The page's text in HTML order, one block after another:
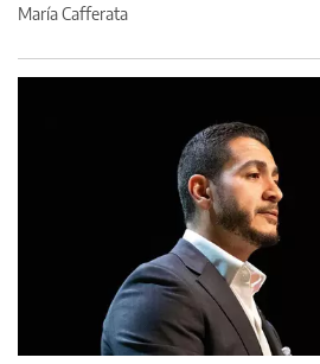
María Cafferata